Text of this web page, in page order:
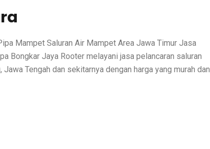
Mampet Saluran Air Mampet Area Jawa Timur Jasa
Bongkar Jaya Rooter melayani jasa pelancaran saluran
Tengah dan sekitarnya dengan harga yang murah dan